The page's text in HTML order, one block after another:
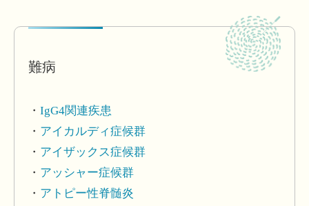
難病
IgG4関連疾患
アイカルディ症候群
アイザックス症候群
アッシャー症候群
アトピー性脊髄炎